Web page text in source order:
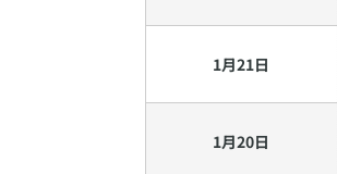
1月21日
1月20日